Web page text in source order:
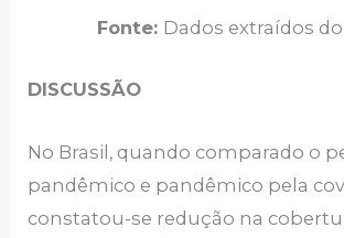
Fonte: Dados extraídos do
DISCUSSÃO
No Brasil, quando comparado o
pandêmico e pandêmico pela
constatou-se redução na